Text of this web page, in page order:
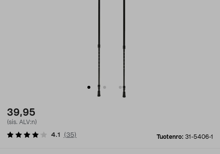
39,95
(sis. ALV:n)
Tuotenro: 31-5406-1
4.1 (35)